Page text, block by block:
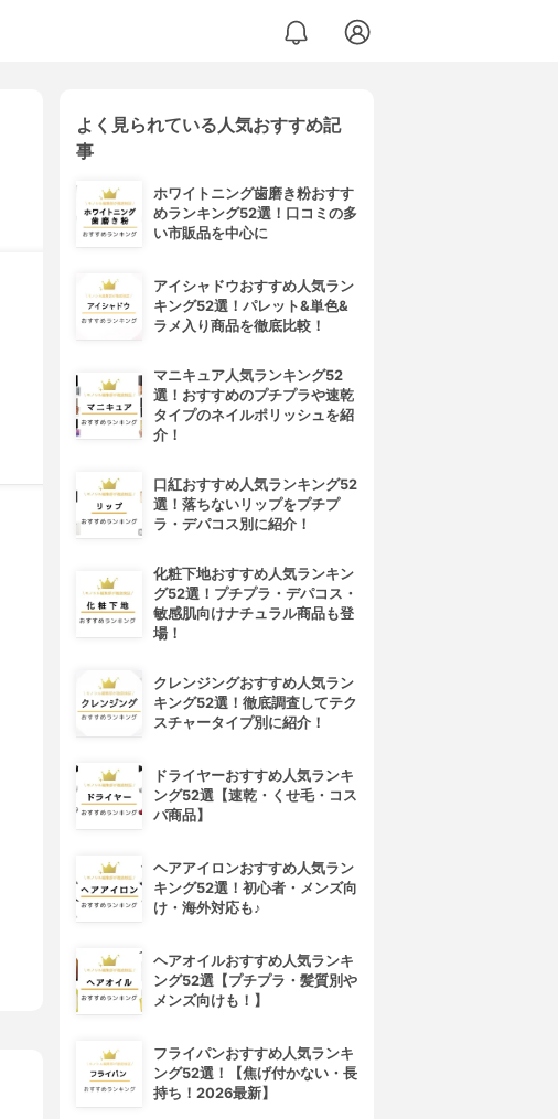
よく見られている人気おすすめ記
事
ホワイトニング歯磨き粉おすす
めランキング52選！口コミの多
い市販品を中心に
アイシャドウおすすめ人気ラン
キング52選！パレット&単色&
ラメ入り商品を徹底比較！
マニキュア人気ランキング52
選！おすすめのプチプラや速乾
タイプのネイルポリッシュを紹
介！
口紅おすすめ人気ランキング52
選！落ちないリップをプチプ
ラ・デパコス別に紹介！
化粧下地おすすめ人気ランキン
グ52選！プチプラ・デパコス・
敏感肌向けナチュラル商品も登
場！
クレンジングおすすめ人気ラン
キング52選！徹底調査してテク
スチャータイプ別に紹介！
ドライヤーおすすめ人気ランキ
ング52選【速乾・くせ毛・コス
パ商品】
ヘアアイロンおすすめ人気ラン
キング52選！初心者・メンズ向
け・海外対応も♪
ヘアオイルおすすめ人気ランキ
ング52選【プチプラ・髪質別や
メンズ向けも！】
フライパンおすすめ人気ランキ
ング52選！【焦げ付かない・長
持ち！2026最新】